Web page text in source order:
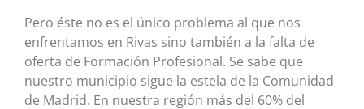
Pero éste no es el único problema al que nos
enfrentamos en Rivas sino también a la falta de
oferta de Formación Profesional. Se sabe que
nuestro municipio sigue la estela de la Comunidad
de Madrid. En nuestra región más del 60% del